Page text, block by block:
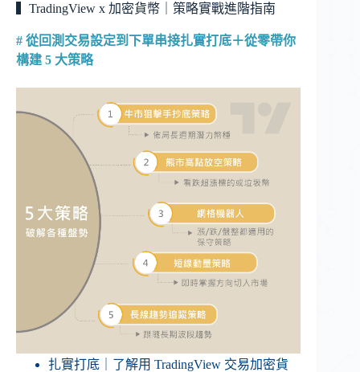
▍TradingView x 加密貨幣｜策略實戰進階指南
# 從回測交易設定到下單串接扎實打底＋從零帶你
構建 5 大策略
扎實打底｜了解用 TradingView 交易加密貨